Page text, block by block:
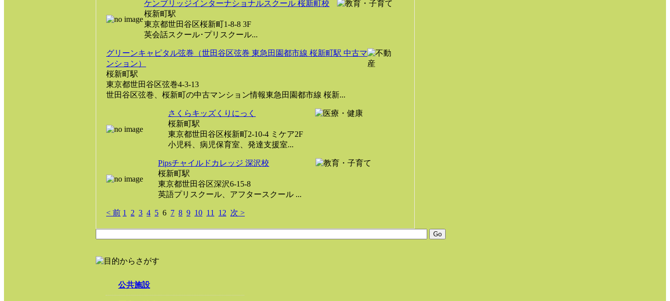
ケンブリッジインターナショナルスクール 桜新町校
桜新町駅
東京都世田谷区桜新町1-8-8 3F
英会話スクール･プリスクール...
グリーンキャピタル弦巻（世田谷区弦巻 東急田園都市線 桜新町駅 中古マ
ンション）
桜新町駅
東京都世田谷区弦巻4-3-13
世田谷区弦巻、桜新町の中古マンション情報東急田園都市線 桜新...
さくらキッズくりにっく
桜新町駅
東京都世田谷区桜新町2-10-4 ミケア2F
小児科、病児保育室、発達支援室...
Pipsチャイルドカレッジ 深沢校
桜新町駅
東京都世田谷区深沢6-15-8
英語プリスクール、アフタースクール ...
< 前 1 2 3 4 5 6 7 8 9 10 11 12 次 >
公共施設